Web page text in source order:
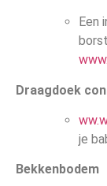
Een
Draagdoek
je
Bekkenbodem